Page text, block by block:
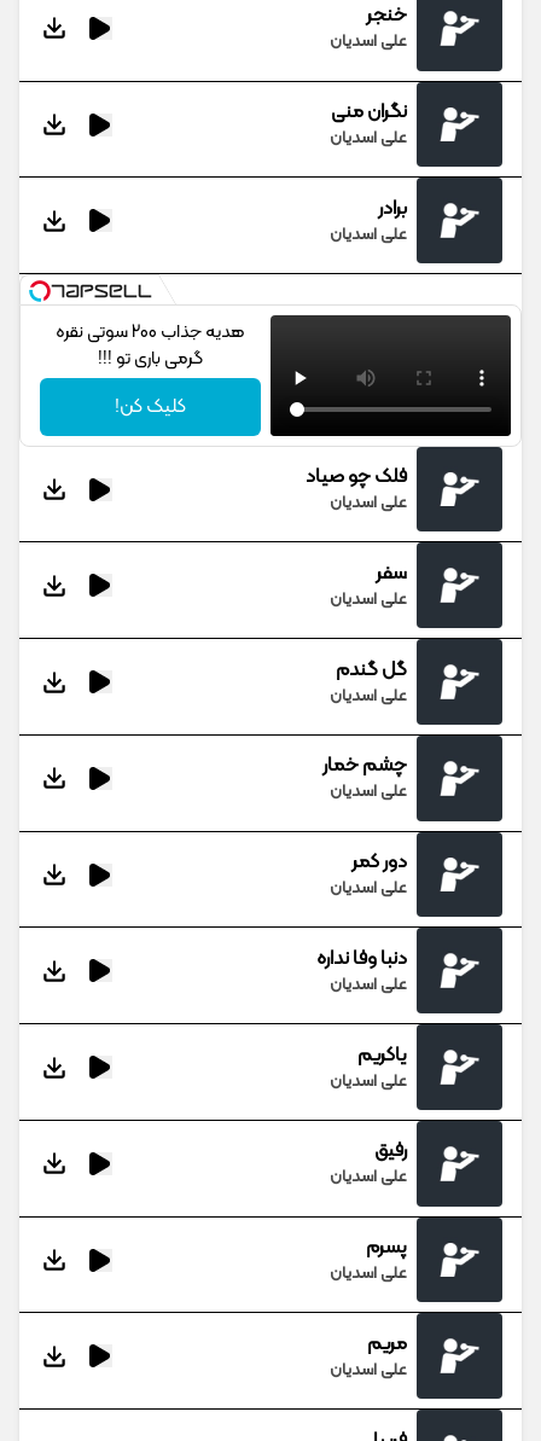
خنجر
علی اسدیان
نگران منی
علی اسدیان
برادر
علی اسدیان
هدیه جذاب 200 سوتی نقره
گرمی باری تو !!!
کلیک کن!
فلک چو صیاد
علی اسدیان
سفر
علی اسدیان
گل گندم
علی اسدیان
چشم خمار
علی اسدیان
دور کمر
علی اسدیان
دنبا وفا نداره
علی اسدیان
یاکریم
علی اسدیان
رفیق
علی اسدیان
پسرم
علی اسدیان
مریم
علی اسدیان